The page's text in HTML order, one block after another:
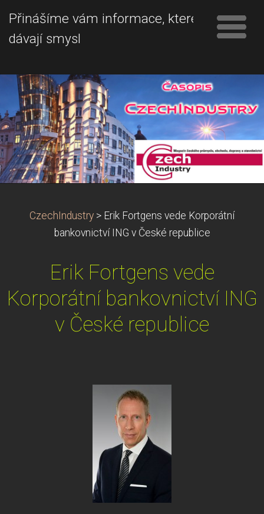
Přinášíme vám informace, které
dávají smysl
CzechIndustry > Erik Fortgens vede Korporátní
bankovnictví ING v České republice
Erik Fortgens vede
Korporátní bankovnictví ING
v České republice